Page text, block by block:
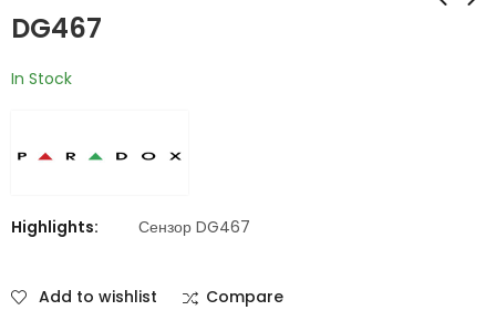
DG467
In Stock
Highlights: Сензор DG467
Add to wishlist Compare